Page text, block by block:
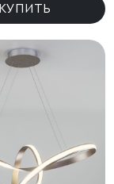
КУПИТЬ